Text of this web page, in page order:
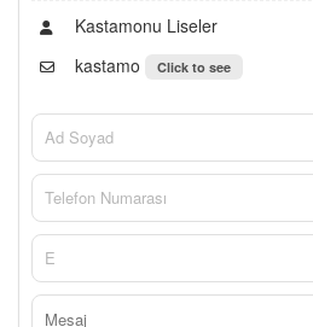
Kastamonu Liseler
kastamo
Click to see